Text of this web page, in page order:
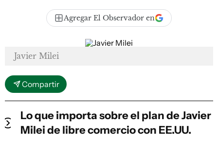
Agregar El Observador en
Javier Milei
Compartir
Lo que importa sobre el plan de Javier
Milei de libre comercio con EE.UU.